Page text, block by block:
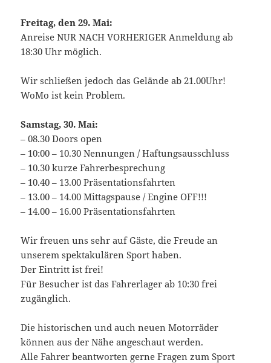
Freitag, den 29. Mai:
Anreise NUR NACH VORHERIGER Anmeldung ab
18:30 Uhr möglich.
Wir schließen jedoch das Gelände ab 21.00Uhr!
WoMo ist kein Problem.
Samstag, 30. Mai:
– 08.30 Doors open
– 10:00 – 10.30 Nennungen / Haftungsausschluss
– 10.30 kurze Fahrerbesprechung
– 10.40 – 13.00 Präsentationsfahrten
– 13.00 – 14.00 Mittagspause / Engine OFF!!!
– 14.00 – 16.00 Präsentationsfahrten
Wir freuen uns sehr auf Gäste, die Freude an
unserem spektakulären Sport haben.
Der Eintritt ist frei!
Für Besucher ist das Fahrerlager ab 10:30 frei
zugänglich.
Die historischen und auch neuen Motorräder
können aus der Nähe angeschaut werden.
Alle Fahrer beantworten gerne Fragen zum Sport